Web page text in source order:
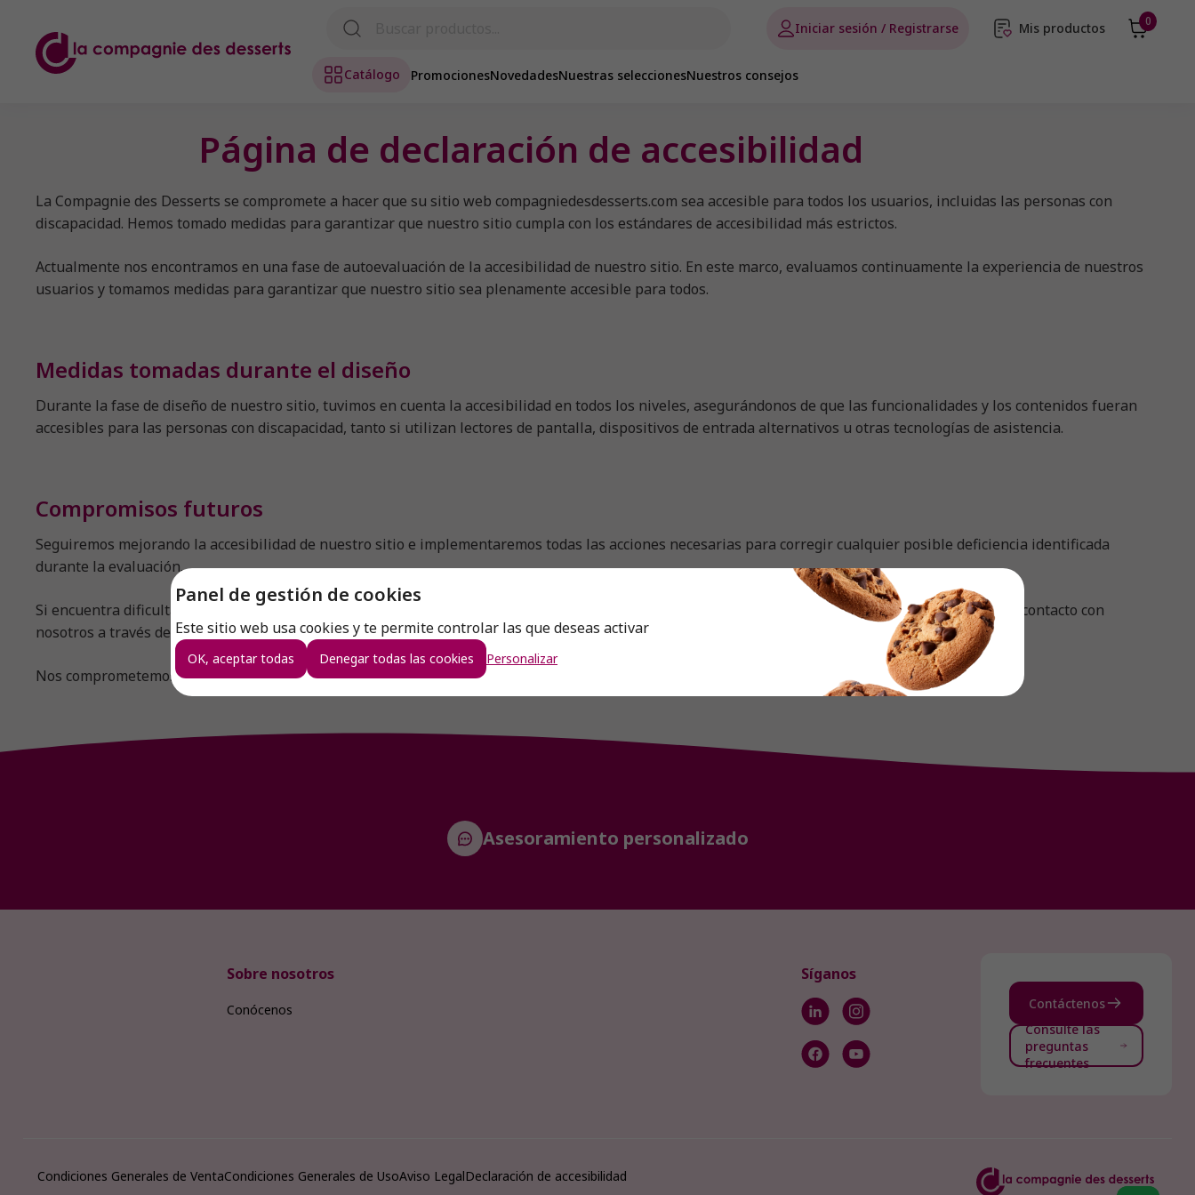
Panel de gestión de cookies
Este sitio web usa cookies y te permite controlar las que deseas activar
OK, aceptar todas Denegar todas las cookies Personalizar
Iniciar sesión / Registrarse 0
Mis productos
Catálogo PromocionesNovedadesNuestras seleccionesNuestros consejos
Página de declaración de accesibilidad
La Compagnie des Desserts se compromete a hacer que su sitio web compagniedesdesserts.com sea accesible para todos los usuarios, incluidas las personas con
discapacidad. Hemos tomado medidas para garantizar que nuestro sitio cumpla con los estándares de accesibilidad más estrictos.
Actualmente nos encontramos en una fase de autoevaluación de la accesibilidad de nuestro sitio. En este marco, evaluamos continuamente la experiencia de nuestros
usuarios y tomamos medidas para garantizar que nuestro sitio sea plenamente accesible para todos.
Medidas tomadas durante el diseño
Durante la fase de diseño de nuestro sitio, tuvimos en cuenta la accesibilidad en todos los niveles, asegurándonos de que las funcionalidades y los contenidos fueran
accesibles para las personas con discapacidad, tanto si utilizan lectores de pantalla, dispositivos de entrada alternativos u otras tecnologías de asistencia.
Compromisos futuros
Seguiremos mejorando la accesibilidad de nuestro sitio e implementaremos todas las acciones necesarias para corregir cualquier posible deficiencia identificada
durante la evaluación.
Si encuentra dificultades para acceder a determinadas partes de nuestro sitio o tiene sugerencias sobre su accesibilidad, le invitamos a ponerse en contacto con
nosotros a través del formulario de contacto del sitio.
Nos comprometemos a ofrecer una experiencia de usuario inclusiva y a mejorar constantemente la accesibilidad de nuestro sitio.
Asesoramiento personalizado
Sobre nosotros
Conócenos
Síganos
Contáctenos
Consulte las
preguntas
frecuentes
Condiciones Generales de VentaCondiciones Generales de UsoAviso LegalDeclaración de accesibilidad